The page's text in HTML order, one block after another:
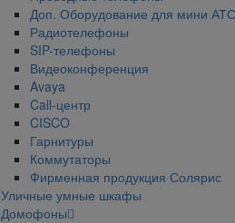
Доп. Оборудование для мини АТС
Радиотелефоны
SIP-телефоны
Видеоконференция
Avaya
Call-центр
CISCO
Гарнитуры
Коммутаторы
Фирменная продукция Солярис
Уличные умные шкафы
Домофоны